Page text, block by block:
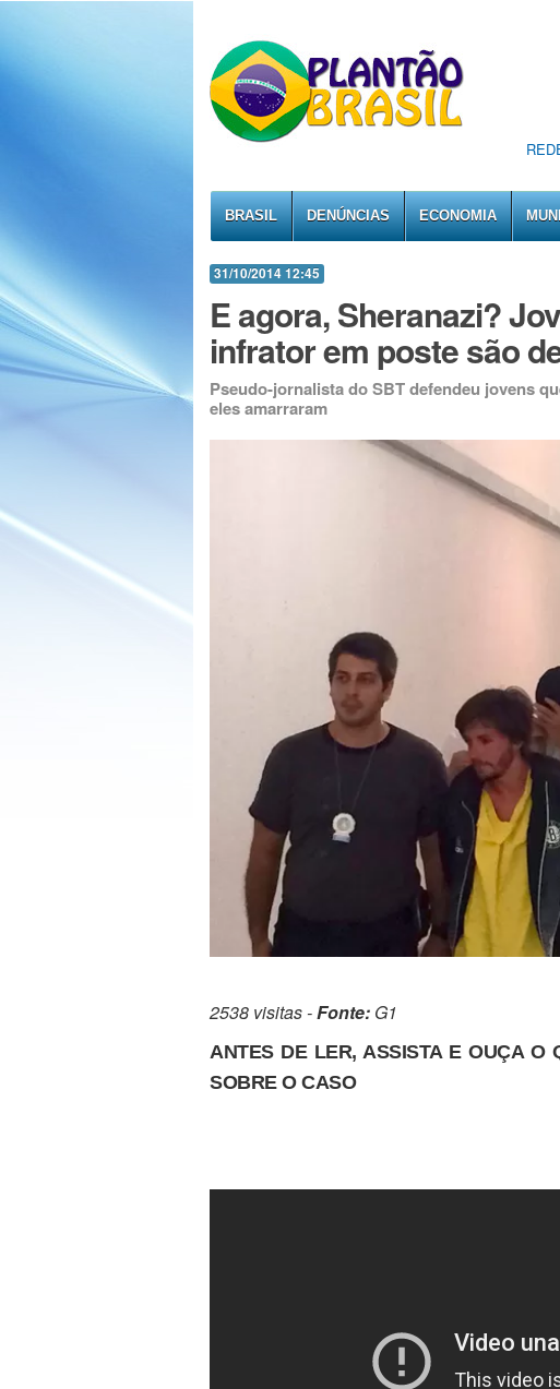
BRASIL DENÚNCIAS ECONOMIA
31/10/2014 12:45
E agora, Sheranazi?
infrator em poste são
Pseudo-jornalista do SBT defendeu jovens
eles amarraram
2538 visitas -Fonte: G1
ANTES DE LER, ASSISTA E OUÇA O
SOBRE O CASO